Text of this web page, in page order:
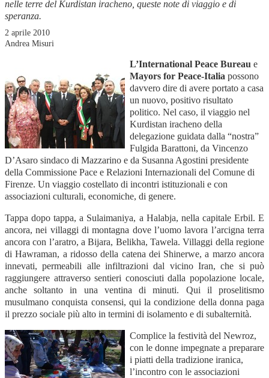
nelle terre del Kurdistan iracheno, queste note di viaggio e di
speranza.
2 aprile 2010
Andrea Misuri
L’International Peace Bureau e
Mayors for Peace-Italia possono
davvero dire di avere portato a casa
un nuovo, positivo risultato
politico. Nel caso, il viaggio nel
Kurdistan iracheno della
delegazione guidata dalla “nostra”
Fulgida Barattoni, da Vincenzo
D’Asaro sindaco di Mazzarino e da Susanna Agostini presidente
della Commissione Pace e Relazioni Internazionali del Comune di
Firenze. Un viaggio costellato di incontri istituzionali e con
associazioni culturali, economiche, di genere.
Tappa dopo tappa, a Sulaimaniya, a Halabja, nella capitale Erbil. E
ancora, nei villaggi di montagna dove l’uomo lavora l’arcigna terra
ancora con l’aratro, a Bijara, Belikha, Tawela. Villaggi della regione
di Hawraman, a ridosso della catena dei Shinerwe, a marzo ancora
innevati, permeabili alle infiltrazioni dal vicino Iran, che si può
raggiungere attraverso sentieri conosciuti dalla popolazione locale,
anche soltanto in una ventina di minuti. Qui il proselitismo
musulmano conquista consensi, qui la condizione della donna paga
il prezzo sociale più alto in termini di isolamento e di subalternità.
Complice la festività del Newroz,
con le donne impegnate a preparare
i piatti della tradizione iranica,
l’incontro con le associazioni